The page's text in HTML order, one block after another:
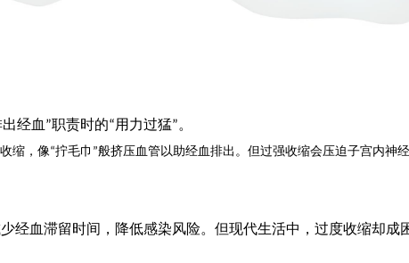
经血 ”职责时的“用力过猛”。
缩，像“拧毛巾 ”般挤压血管以助经血排出。但过强收缩会压迫子宫内神
少经血滞留时间，降低感染风险。但现代生活中，过度收缩却成